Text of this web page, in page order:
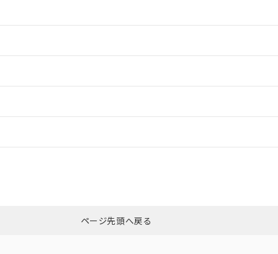
ダウンロードはこちらページ先頭へ戻る